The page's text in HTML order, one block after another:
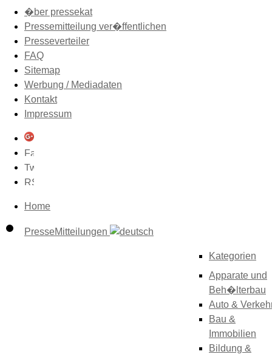
�ber pressekat
Pressemitteilung ver�ffentlichen
Presseverteiler
FAQ
Sitemap
Werbung / Mediadaten
Kontakt
Impressum
Home
PresseMitteilungen
Kategorien
Apparate und
Beh�lterbau
Auto &
Bau &
Immobilien
Bildung &